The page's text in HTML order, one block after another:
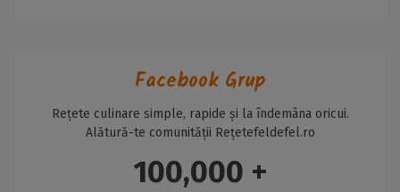
Facebook Grup
Rețete culinare simple, rapide și la îndemâna oricui.
Alătură-te comunității Rețetefeldefel.ro
100,000 +